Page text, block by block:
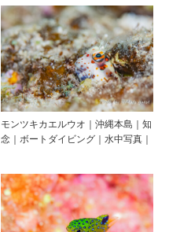
モンツキカエルウオ｜沖縄本島｜知
念｜ボートダイビング｜水中写真｜